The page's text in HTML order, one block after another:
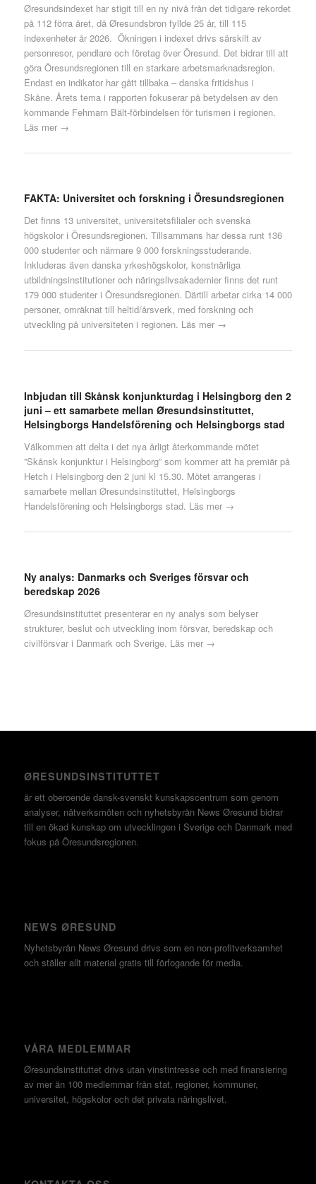
Øresundsindexet har stigit till en ny nivå från det tidigare rekordet
på 112 förra året, då Øresundsbron fyllde 25 år, till 115
indexenheter år 2026. Ökningen i indexet drivs särskilt av
personresor, pendlare och företag över Öresund. Det bidrar till att
göra Öresundsregionen till en starkare arbetsmarknadsregion.
Endast en indikator har gått tillbaka – danska fritidshus i
Skåne. Årets tema i rapporten fokuserar på betydelsen av den
kommande Fehmarn Bält-förbindelsen för turismen i regionen.
Läs mer →
FAKTA: Universitet och forskning i Öresundsregionen
Det finns 13 universitet, universitetsfilialer och svenska
högskolor i Öresundsregionen. Tillsammans har dessa runt 136
000 studenter och närmare 9 000 forskningsstuderande.
Inkluderas även danska yrkeshögskolor, konstnärliga
utbildningsinstitutioner och näringslivsakademier finns det runt
179 000 studenter i Öresundsregionen. Därtill arbetar cirka 14 000
personer, omräknat till heltid/årsverk, med forskning och
utveckling på universiteten i regionen. Läs mer →
Inbjudan till Skånsk konjunkturdag i Helsingborg den 2
juni – ett samarbete mellan Øresundsinstituttet,
Helsingborgs Handelsförening och Helsingborgs stad
Välkommen att delta i det nya årligt återkommande mötet
”Skånsk konjunktur i Helsingborg” som kommer att ha premiär på
Hetch i Helsingborg den 2 juni kl 15.30. Mötet arrangeras i
samarbete mellan Øresundsinstituttet, Helsingborgs
Handelsförening och Helsingborgs stad. Läs mer →
Ny analys: Danmarks och Sveriges försvar och
beredskap 2026
Øresundsinstituttet presenterar en ny analys som belyser
strukturer, beslut och utveckling inom försvar, beredskap och
civilförsvar i Danmark och Sverige. Läs mer →
ØRESUNDSINSTITUTTET
är ett oberoende dansk-svenskt kunskapscentrum som genom
analyser, nätverksmöten och nyhetsbyrån News Øresund bidrar
till en ökad kunskap om utvecklingen i Sverige och Danmark med
fokus på Öresundsregionen.
NEWS ØRESUND
Nyhetsbyrån News Øresund drivs som en non-profitverksamhet
och ställer allt material gratis till förfogande för media.
VÅRA MEDLEMMAR
Øresundsinstituttet drivs utan vinst­intresse och med finansiering
av mer än 100 medlemmar från stat, regioner, kommuner,
universitet, högskolor och det privata näringslivet.